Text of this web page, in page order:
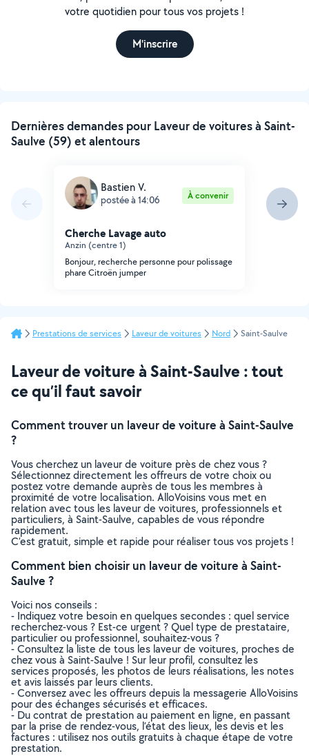
votre quotidien pour tous vos projets !
M'inscrire
Dernières demandes pour Laveur de voitures à Saint-
Saulve (59) et alentours
Bastien V.
postée à 14:06 À convenir
Cherche Lavage auto
Anzin (centre 1)
Bonjour, recherche personne pour polissage
phare Citroën jumper
Prestations de services Laveur de voitures Nord Saint-Saulve
Laveur de voiture à Saint-Saulve : tout
ce qu’il faut savoir
Comment trouver un laveur de voiture à Saint-Saulve
?
Vous cherchez un laveur de voiture près de chez vous ?
Sélectionnez directement les offreurs de votre choix ou
postez votre demande auprès de tous les membres à
proximité de votre localisation. AlloVoisins vous met en
relation avec tous les laveur de voitures, professionnels et
particuliers, à Saint-Saulve, capables de vous répondre
rapidement.
C’est gratuit, simple et rapide pour réaliser tous vos projets !
Comment bien choisir un laveur de voiture à Saint-
Saulve ?
Voici nos conseils :
- Indiquez votre besoin en quelques secondes : quel service
recherchez-vous ? Est-ce urgent ? Quel type de prestataire,
particulier ou professionnel, souhaitez-vous ?
- Consultez la liste de tous les laveur de voitures, proches de
chez vous à Saint-Saulve ! Sur leur profil, consultez les
services proposés, les photos de leurs réalisations, les notes
et avis laissés par leurs clients.
- Conversez avec les offreurs depuis la messagerie AlloVoisins
pour des échanges sécurisés et efficaces.
- Du contrat de prestation au paiement en ligne, en passant
par la prise de rendez-vous, l’état des lieux, les devis et les
factures : utilisez nos outils gratuits à chaque étape de votre
prestation.